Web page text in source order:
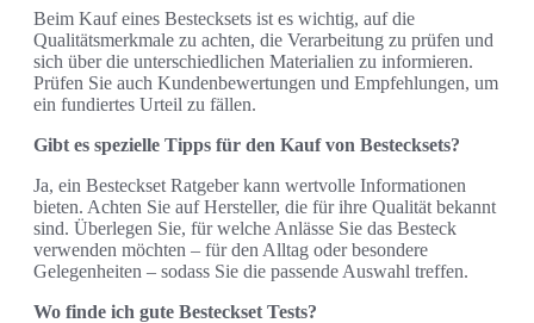
Beim Kauf eines Bestecksets ist es wichtig, auf die
Qualitätsmerkmale zu achten, die Verarbeitung zu prüfen und
sich über die unterschiedlichen Materialien zu informieren.
Prüfen Sie auch Kundenbewertungen und Empfehlungen, um
ein fundiertes Urteil zu fällen.
Gibt es spezielle Tipps für den Kauf von Bestecksets?
Ja, ein Besteckset Ratgeber kann wertvolle Informationen
bieten. Achten Sie auf Hersteller, die für ihre Qualität bekannt
sind. Überlegen Sie, für welche Anlässe Sie das Besteck
verwenden möchten – für den Alltag oder besondere
Gelegenheiten – sodass Sie die passende Auswahl treffen.
Wo finde ich gute Besteckset Tests?